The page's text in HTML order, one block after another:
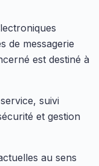
de messagerie
est destiné à
suivi
et gestion
au sens